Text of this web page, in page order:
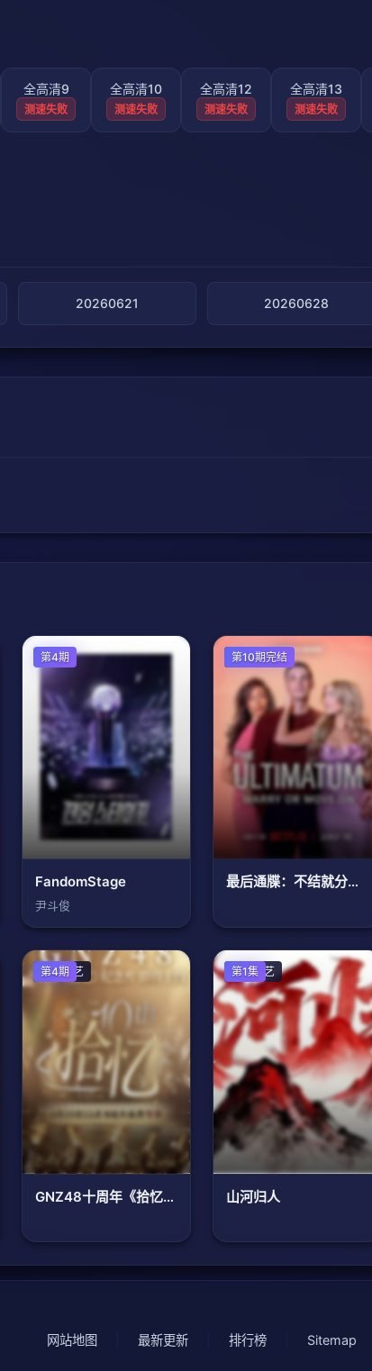
全高清9
测速失败
全高清10
测速失败
全高清12
测速失败
全高清13
测速失败
20260621 20260628
第4期
FandomStage
尹斗俊
欧美综艺
第10期完结
最后通牒：不结就分第四季
大陆综艺
第4期
GNZ48十周年《拾忆》纪念片
大陆综艺
第1集
山河归人
网站地图 最新更新 排行榜 Sitemap